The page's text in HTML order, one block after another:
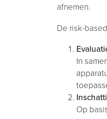
afnemen.
De risk-
In
Op